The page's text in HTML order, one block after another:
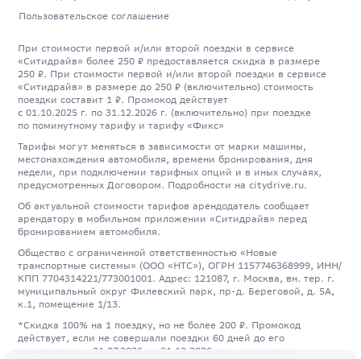
Пользовательское соглашение
При стоимости первой и/или второй поездки в сервисе
«Ситидрайв» более 250 ₽ предоставляется скидка в размере
250 ₽. При стоимости первой и/или второй поездки в сервисе
«Ситидрайв» в размере до 250 ₽ (включительно) стоимость
поездки составит 1 ₽. Промокод действует
с 01.10.2025 г. по 31.12.2026 г. (включительно) при поездке
по поминутному тарифу и тарифу «Фикс»
Тарифы могут меняться в зависимости от марки машины,
местонахождения автомобиля, времени бронирования, дня
недели, при подключении тарифных опций и в иных случаях,
предусмотренных Договором. Подробности на citydrive.ru.
Об актуальной стоимости тарифов арендодатель сообщает
арендатору в мобильном приложении «Ситидрайв» перед
бронированием автомобиля.
Общество с ограниченной ответственностью «Новые
транспортные системы» (ООО «НТС»), ОГРН 1157746368999, ИНН/
КПП 7704314221/773001001. Адрес: 121087, г. Москва, вн. тер. г.
муниципальный округ Филевский парк, пр-д. Береговой, д. 5А,
к.1, помещение 1/13.
*Скидка 100% на 1 поездку, но не более 200 ₽. Промокод
действует, если не совершали поездки 60 дней до его
применения, с 21.07.2026 по 31.12.2026 вкл. при аренде